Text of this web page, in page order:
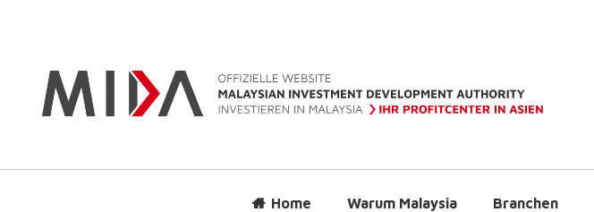
Home Warum Malaysia Branchen